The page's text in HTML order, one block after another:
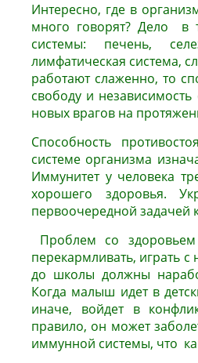
Интересно, где в
много говорят? Дело в
системы: печень,
лимфатическая система,
работают слаженно, то
свободу и
новых врагов на
Способность
системе организма
Иммунитет у человека
хорошего здоровья.
первоочередной
Проблем со
перекармливать, играть
до школы должны
Когда малыш идет в
иначе, войдет в
правило, он может
иммунной системы, что